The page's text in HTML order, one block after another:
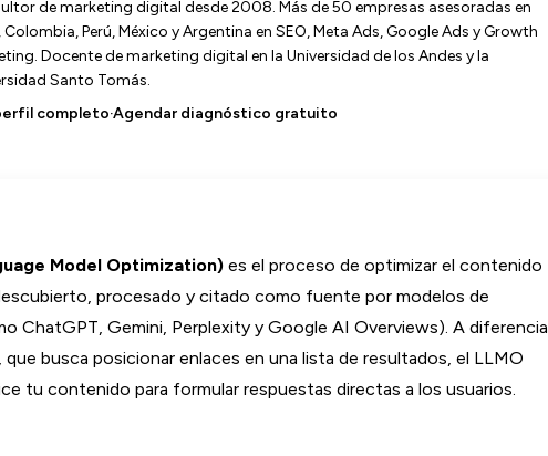
de marketing digital desde 2008. Más de 50 empresas asesoradas en
Colombia, Perú, México y Argentina en SEO, Meta Ads, Google Ads y Growth
Docente de marketing digital en la Universidad de los Andes y la
Santo Tomás.
completo·Agendar diagnóstico gratuito
Model Optimization)es el proceso de optimizar el contenido
procesado y citado como fuente por modelos de
ChatGPT, Gemini, Perplexity y Google AI Overviews). A diferencia
que busca posicionar enlaces en una lista de resultados, el LLMO
tu contenido para formular respuestas directas a los usuarios.